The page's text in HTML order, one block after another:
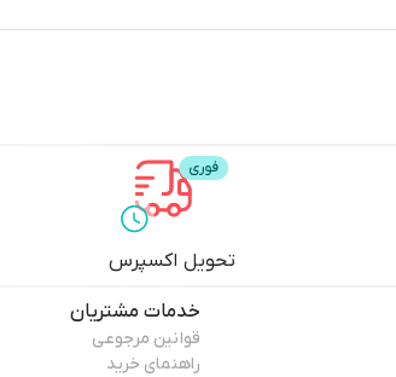
تحویل اکسپرس
خدمات مشتریان
قوانین مرجوعی
راهنمای خرید